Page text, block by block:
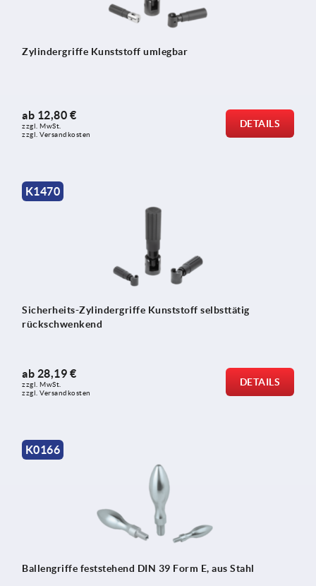
Zylindergriffe Kunststoff umlegbar
ab 12,80 €
zzgl. MwSt.
zzgl. Versandkosten
DETAILS
K1470
Sicherheits-Zylindergriffe Kunststoff selbsttätig
rückschwenkend
ab 28,19 €
zzgl. MwSt.
zzgl. Versandkosten
DETAILS
K0166
Ballengriffe feststehend DIN 39 Form E, aus Stahl